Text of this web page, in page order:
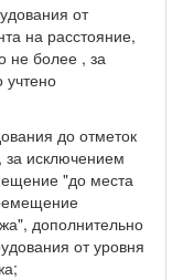
от
на расстояние,
более , за
до отметок
за исключением
"до места
дополнительно
от уровня